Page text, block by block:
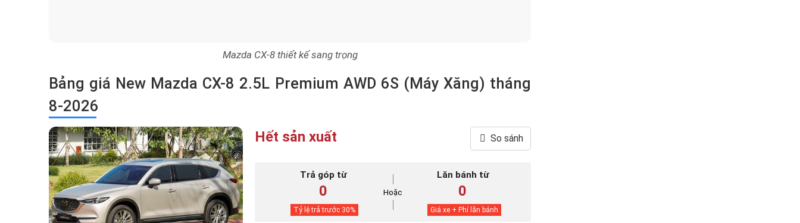
Mazda CX-8 thiết kế sang trọng
Bảng giá New Mazda CX-8 2.5L Premium AWD 6S (Máy Xăng) tháng
8-2026
Hết sản xuất So sánh
Trả góp từ
0
Tỷ lệ trả trước 30%
Hoặc
Lăn bánh từ
0
Giá xe + Phí lăn bánh